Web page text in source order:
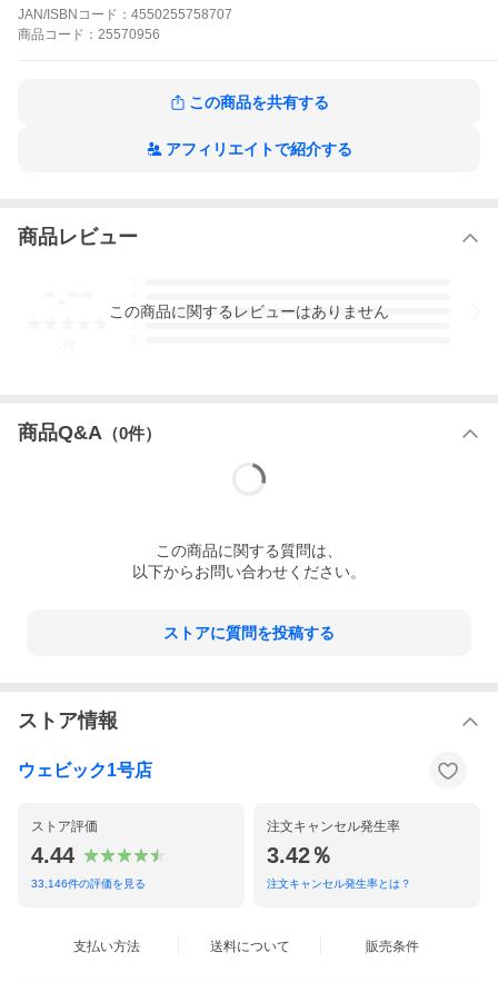
性別：メンズ
対応シーズン：春夏秋
サイズ：W33 / 股下：81.5cm（L32）
股下：86.5cm（L34） / サイズ：W28はこちら
サイズ：W30 / 股下：86.5cm（L34）はこちら
サイズ：W28 / 股下：81.5cm（L32）は
サイズ：W30 / 股下：81.5cm（L32）は
※リンク先に商品がない場合、すでに完売している商品となりま
バイクを降りたあとで違和感のないカジュアルなデザインへこだ
わった一品です。
表地は15oz.もある耐摩耗性に優れたCORDURA(R)デニム生地を
ひざプロテクターは2段階に高さ変更ができるためルースフィット
なっています。
ライディングギアとは思えない設計にこだわりました。
【SEESMART CE-level 1 プロテクター】
新基準EN1621-1：2012に準拠したSEESMART(TM)プロテクター
はREV’IT！R＆D部門の最新の技術革新によって誕生しました。
性を備えています。
フォルムを崩さずプロテクションを備える事ができるという特徴
JAN/ISBNコード： 4550255758707
商品 コード： 25570956
この商品を共有する
アフィリエイトで紹介する
商品レビュー
3
この商品に関するレビューはありません
商品Q&A （0件）
この商品に関する質問は、
以下からお問い合わせください。
ストアに質問を投稿する
ストア情報
ウェビック1号店
ストア評価
4.44
33,146件の評価を見る
注文キャンセル発生率
3.42％
注文キャンセル発生率とは？
支払い方法 送料について 販売条件